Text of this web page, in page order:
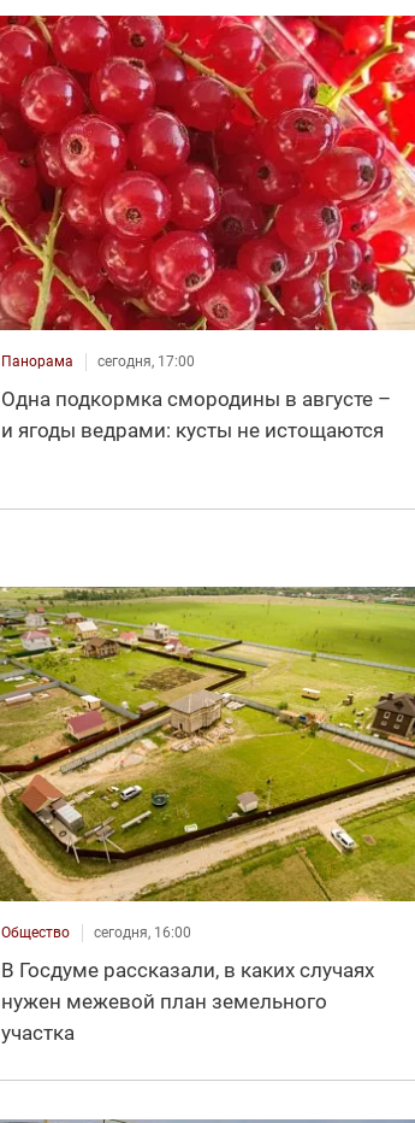
Панорама сегодня, 17:00
Одна подкормка смородины в августе –
и ягоды ведрами: кусты не истощаются
Общество сегодня, 16:00
В Госдуме рассказали, в каких случаях
нужен межевой план земельного
участка